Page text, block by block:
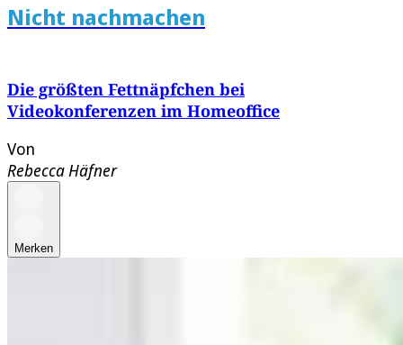
Nicht nachmachen
Die größten Fettnäpfchen bei
Videokonferenzen im Homeoffice
Von
Rebecca Häfner
Merken